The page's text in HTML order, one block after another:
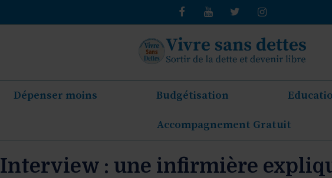
Dépenser moins Budgétisation
Accompagnement Gratuit
Interview : une infirmière